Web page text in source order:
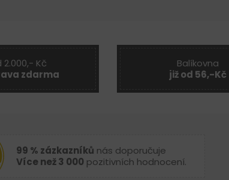
2.000,- Kč
zdarma
Balíkovna
již od 56,-Kč
99 % zázkazníků nás doporučuje
Více než 3 000 pozitivních hodnocení.